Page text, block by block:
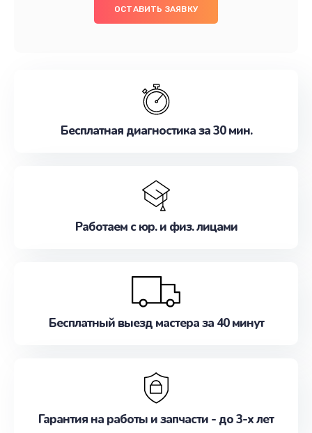
ОСТАВИТЬ ЗАЯВКУ
Бесплатная диагностика за 30 мин.
Работаем с юр. и физ. лицами
Бесплатный выезд мастера за 40 минут
Гарантия на работы и запчасти - до 3-х лет